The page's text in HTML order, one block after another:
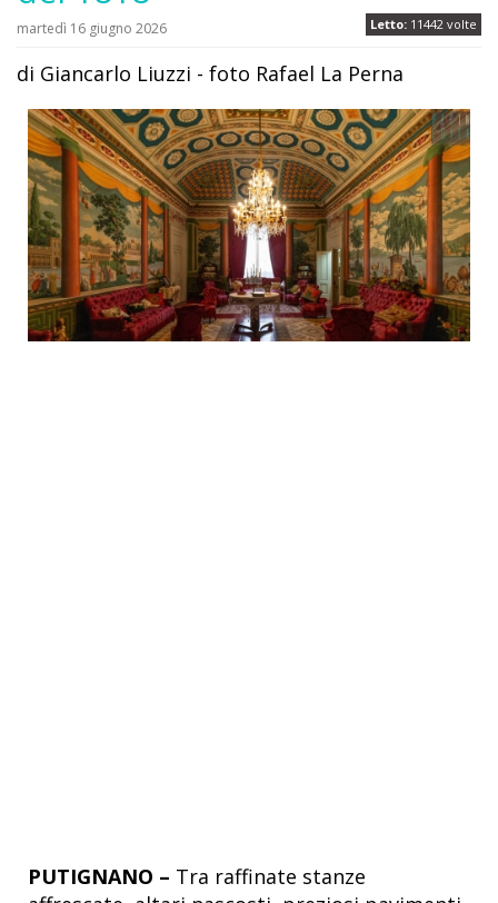
Letto: 11442 volte
martedì 16 giugno 2026
di Giancarlo Liuzzi - foto Rafael La Perna
PUTIGNANO – Tra raffinate stanze